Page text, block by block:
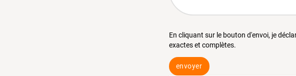
En cliquant sur le bouton d'envoi, je
exactes et complètes.
envoyer